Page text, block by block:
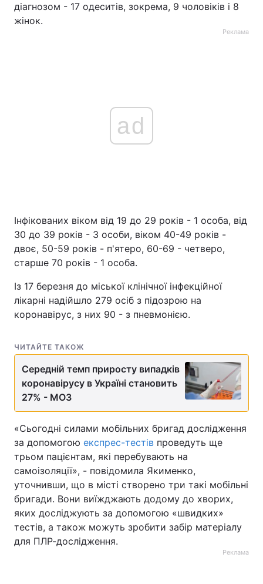
діагнозом - 17 одеситів, зокрема, 9 чоловіків і 8
жінок.
Реклама
ad
Інфікованих віком від 19 до 29 років - 1 особа, від
30 до 39 років - 3 особи, віком 40-49 років -
двоє, 50-59 років - п'ятеро, 60-69 - четверо,
старше 70 років - 1 особа.
Із 17 березня до міської клінічної інфекційної
лікарні надійшло 279 осіб з підозрою на
коронавірус, з них 90 - з пневмонією.
ЧИТАЙТЕ ТАКОЖ
Середній темп приросту випадків
коронавірусу в Україні становить
27% - МОЗ
«Сьогодні силами мобільних бригад дослідження
за допомогою експрес-тестів проведуть ще
трьом пацієнтам, які перебувають на
самоізоляції», - повідомила Якименко,
уточнивши, що в місті створено три такі мобільні
бригади. Вони виїжджають додому до хворих,
яких досліджують за допомогою «швидких»
тестів, а також можуть зробити забір матеріалу
для ПЛР-дослідження.
Реклама